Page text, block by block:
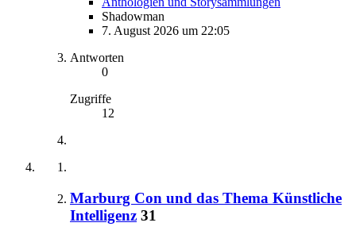
Shadowman
7. August 2026 um 22:05
Antworten
0
Zugriffe
12
Marburg Con und das Thema Künstliche
Intelligenz 31